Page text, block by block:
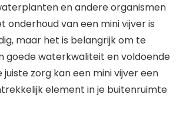
en andere organismen
onderhoud van een mini vijver is
maar het is belangrijk om te
goede waterkwaliteit en voldoende
juiste zorg kan een mini vijver een
element in je buitenruimte